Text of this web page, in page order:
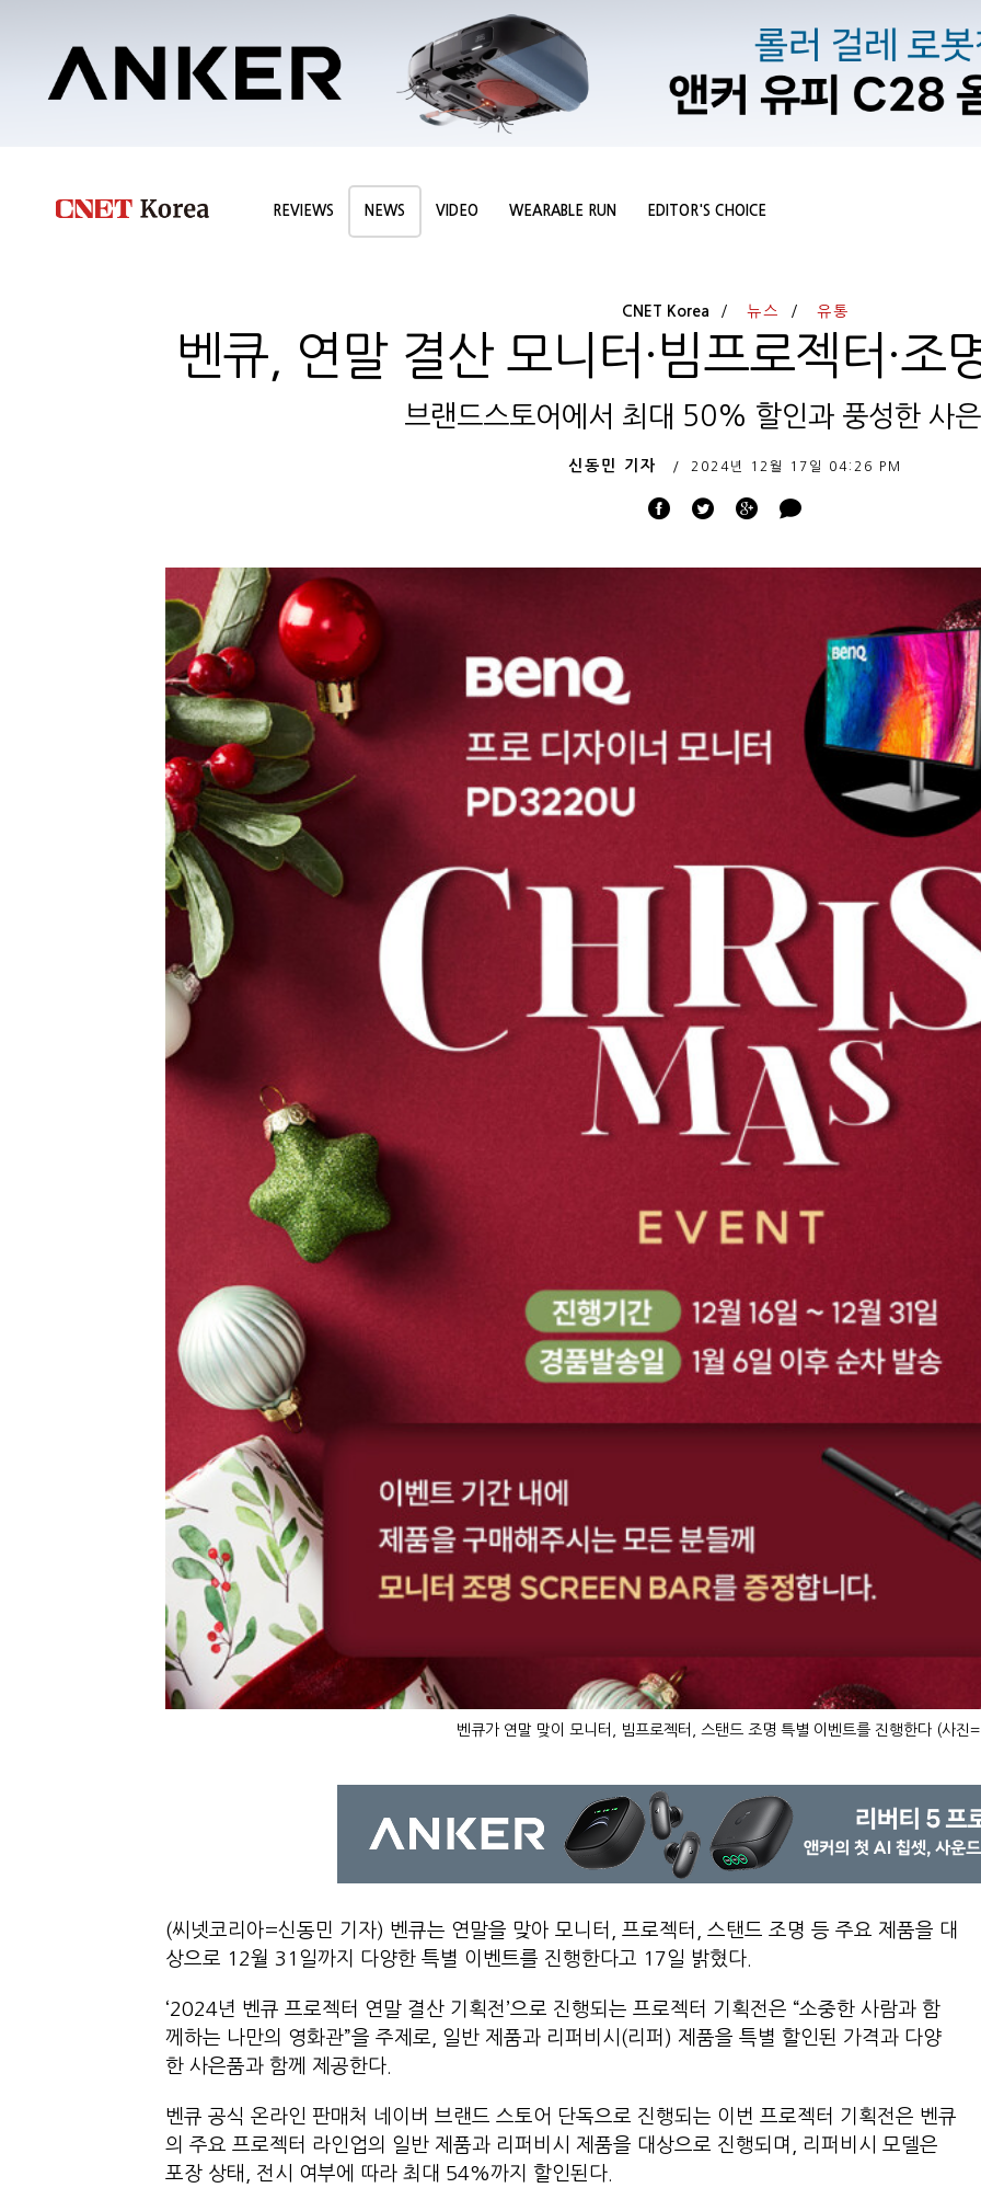
REVIEWS NEWS VIDEO WEARABLE RUN EDITOR'S CHOICE
CNET Korea 뉴스 유통
벤큐, 연말 결산 모니터·빔프로젝터·조
브랜드스토어에서 최대 50% 할인과 풍성한 사
신동민 기자 2024년 12월 17일 04:26 PM
벤큐가 연말 맞이 모니터, 빔프로젝터, 스탠드 조명 특별 이벤트를 진행한다 (사진
(씨넷코리아=신동민 기자) 벤큐는 연말을 맞아 모니터, 프로젝터, 스탠드 조명 등 주요 제품을 대
상으로 12월 31일까지 다양한 특별 이벤트를 진행한다고 17일 밝혔다.
‘2024년 벤큐 프로젝터 연말 결산 기획전’으로 진행되는 프로젝터 기획전은 “소중한 사람과 함
께하는 나만의 영화관”을 주제로, 일반 제품과 리퍼비시(리퍼) 제품을 특별 할인된 가격과 다양
한 사은품과 함께 제공한다.
벤큐 공식 온라인 판매처 네이버 브랜드 스토어 단독으로 진행되는 이번 프로젝터 기획전은 벤큐
의 주요 프로젝터 라인업의 일반 제품과 리퍼비시 제품을 대상으로 진행되며, 리퍼비시 모델은
포장 상태, 전시 여부에 따라 최대 54%까지 할인된다.